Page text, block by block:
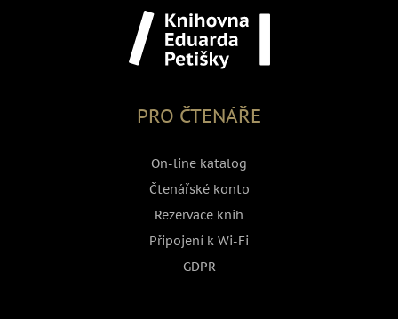
PRO ČTENÁŘE
On-line katalog
Čtenářské konto
Rezervace knih
Připojení k Wi-Fi
GDPR